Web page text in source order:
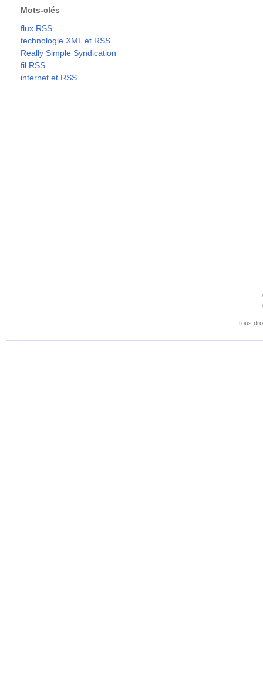
Mots-clés
flux RSS
technologie XML et RSS
Really Simple Syndication
fil RSS
internet et RSS
Tous